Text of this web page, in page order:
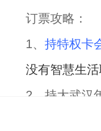
订票攻略 ：
1、 持特权卡
没有智慧生
2、持大武汉